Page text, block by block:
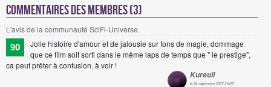
Commentaires des membres (3)
L'avis de la communauté SciFi-Universe.
90
Jolie histoire d'amour et de jalousie sur fons de magie, dommage
que ce film soit sorti dans le même laps de temps que " le prestige",
ca peut prêter à confusion. à voir !
Kureuil
le 24 septembre 2007 21h25